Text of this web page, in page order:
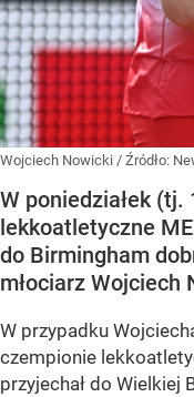
Wojciech Nowicki / Źródło:
W poniedziałek
lekkoatletyczne
do Birmingham
młociarz Wojciech
W przypadku
czempionie
przyjechał do Wielkiej